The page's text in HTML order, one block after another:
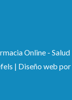
Online - Salud
| Diseño web por